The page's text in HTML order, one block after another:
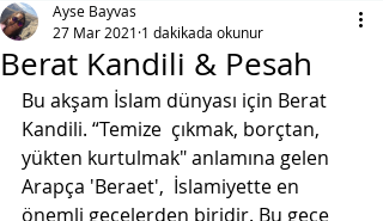
Berat Kandili & Pesah
Ayse Bayvas
27 Mar 2021 1 dakikada okunur
Bu akşam İslam dünyası için Berat
Kandili. “Temize  çıkmak, borçtan,
yükten kurtulmak" anlamına gelen
Arapça 'Beraet',  İslamiyette en
önemli gecelerden biridir. Bu gece